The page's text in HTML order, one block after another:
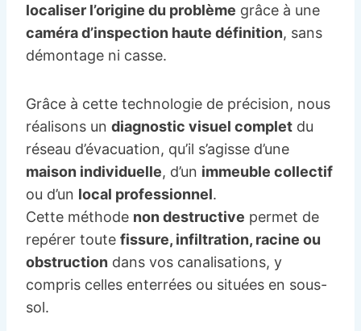
localiser l’origine du problème grâce à une
caméra d’inspection haute définition, sans
démontage ni casse.
Grâce à cette technologie de précision, nous
réalisons un diagnostic visuel complet du
réseau d’évacuation, qu’il s’agisse d’une
maison individuelle, d’un immeuble collectif
ou d’un local professionnel.
Cette méthode non destructive permet de
repérer toute fissure, infiltration, racine ou
obstruction dans vos canalisations, y
compris celles enterrées ou situées en sous-
sol.